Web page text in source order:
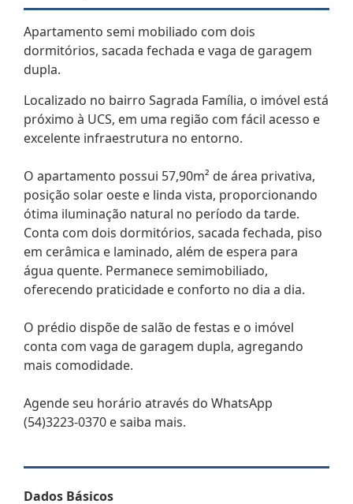
Apartamento semi mobiliado com dois
dormitórios, sacada fechada e vaga de garagem
dupla.
Localizado no bairro Sagrada Família, o imóvel está
próximo à UCS, em uma região com fácil acesso e
excelente infraestrutura no entorno.
O apartamento possui 57,90m² de área privativa,
posição solar oeste e linda vista, proporcionando
ótima iluminação natural no período da tarde.
Conta com dois dormitórios, sacada fechada, piso
em cerâmica e laminado, além de espera para
água quente. Permanece semimobiliado,
oferecendo praticidade e conforto no dia a dia.
O prédio dispõe de salão de festas e o imóvel
conta com vaga de garagem dupla, agregando
mais comodidade.
Agende seu horário através do WhatsApp
(54)3223-0370 e saiba mais.
Dados Básicos